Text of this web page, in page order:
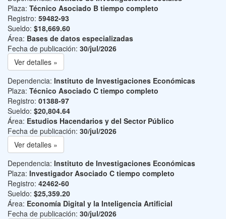
Plaza: Técnico Asociado B tiempo completo
Registro: 59482-93
Sueldo: $18,669.60
Área: Bases de datos especializadas
Fecha de publicación: 30/jul/2026
Ver detalles »
Dependencia: Instituto de Investigaciones Económicas
Plaza: Técnico Asociado C tiempo completo
Registro: 01388-97
Sueldo: $20,804.64
Área: Estudios Hacendarios y del Sector Público
Fecha de publicación: 30/jul/2026
Ver detalles »
Dependencia: Instituto de Investigaciones Económicas
Plaza: Investigador Asociado C tiempo completo
Registro: 42462-60
Sueldo: $25,359.20
Área: Economía Digital y la Inteligencia Artificial
Fecha de publicación: 30/jul/2026